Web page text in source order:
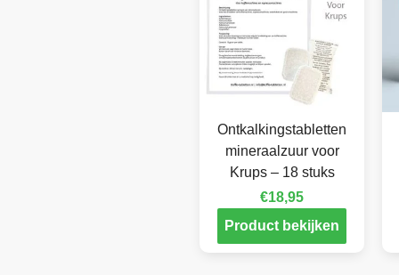
Ontkalkingstabletten
mineraalzuur voor
Krups – 18 stuks
€18,95
Product bekijken